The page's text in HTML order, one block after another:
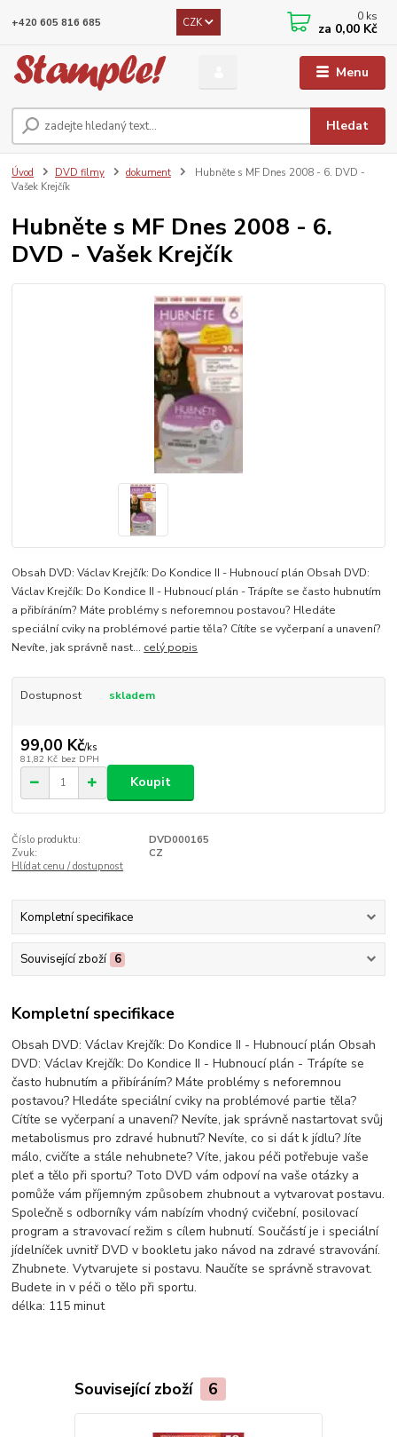
Menu
CZK
Hledat
+420 605 816 685 0 ks
za 0,00 Kč
Úvod DVD filmy dokument
Hubněte s MF Dnes 2008 - 6. DVD -
Vašek Krejčík
Hubněte s MF Dnes 2008 - 6.
DVD - Vašek Krejčík
Obsah DVD: Václav Krejčík: Do Kondice II - Hubnoucí plán Obsah DVD:
Václav Krejčík: Do Kondice II - Hubnoucí plán - Trápíte se často hubnutím
a přibíráním? Máte problémy s neforemnou postavou? Hledáte
speciální cviky na problémové partie těla? Cítíte se vyčerpaní a unavení?
Nevíte, jak správně nast... celý popis
Dostupnost skladem
99,00 Kč/ks
81,82 Kč bez DPH
Koupit
Číslo produktu:
DVD000165
Zvuk:
CZ
Hlídat cenu / dostupnost
Kompletní specifikace
Související zboží 6
Kompletní specifikace
Obsah DVD: Václav Krejčík: Do Kondice II - Hubnoucí plán Obsah
DVD: Václav Krejčík: Do Kondice II - Hubnoucí plán - Trápíte se
často hubnutím a přibíráním? Máte problémy s neforemnou
postavou? Hledáte speciální cviky na problémové partie těla?
Cítíte se vyčerpaní a unavení? Nevíte, jak správně nastartovat svůj
metabolismus pro zdravé hubnutí? Nevíte, co si dát k jídlu? Jíte
málo, cvičíte a stále nehubnete? Víte, jakou péči potřebuje vaše
pleť a tělo při sportu? Toto DVD vám odpoví na vaše otázky a
pomůže vám příjemným způsobem zhubnout a vytvarovat postavu.
Společně s odborníky vám nabízím vhodný cvičební, posilovací
program a stravovací režim s cílem hubnutí. Součástí je i speciální
jídelníček uvnitř DVD v bookletu jako návod na zdravé stravování.
Zhubnete. Vytvarujete si postavu. Naučíte se správně stravovat.
Budete in v péči o tělo při sportu.
délka: 115 minut
Související zboží 6